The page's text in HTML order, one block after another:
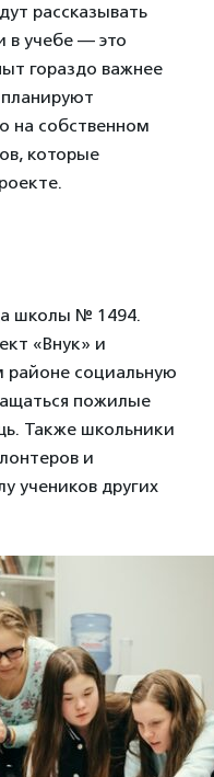
рассказывать
в учебе — это
гораздо важнее
на собственном
которые
школы № 1494.
«Внук» и
районе социальную
пожилые
Также школьники
и
учеников других